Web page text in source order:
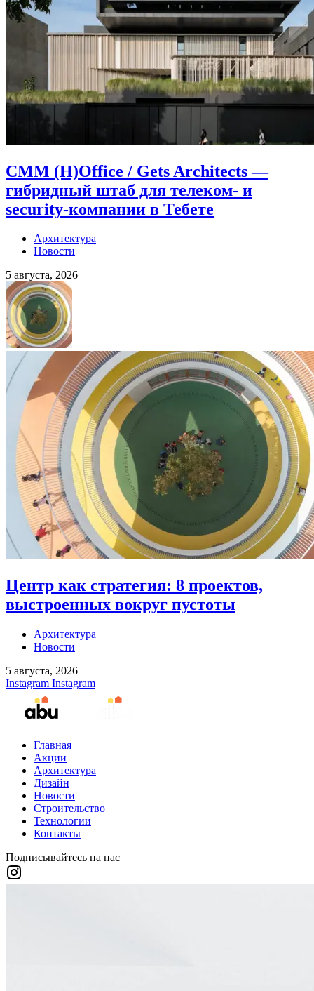
CMM (H)Office / Gets Architects —
гибридный штаб для телеком- и
security-компании в Тебете
Архитектура
Новости
5 августа, 2026
Центр как стратегия: 8 проектов,
выстроенных вокруг пустоты
Архитектура
Новости
5 августа, 2026
Instagram Instagram
Главная
Акции
Архитектура
Дизайн
Новости
Строительство
Технологии
Контакты
Подписывайтесь на нас